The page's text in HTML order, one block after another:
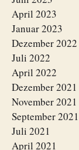
April 2023
Januar 2023
Dezember 2022
Juli 2022
April 2022
Dezember 2021
November 2021
September 2021
Juli 2021
April 2021